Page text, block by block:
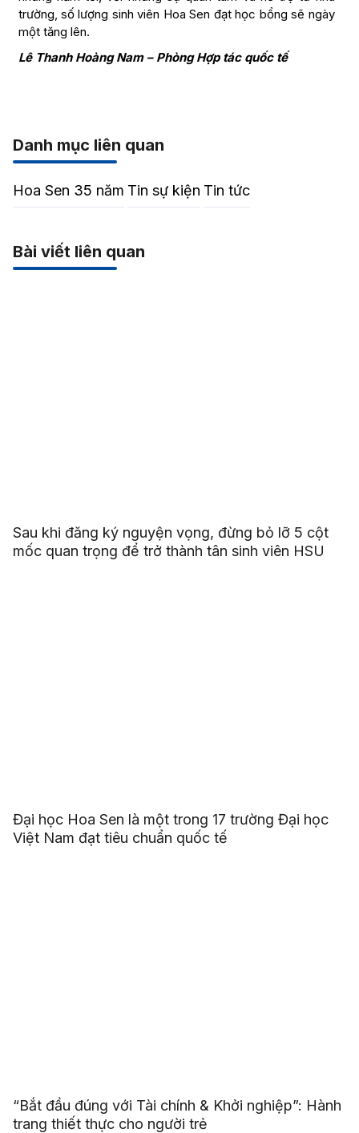
trường, số lượng sinh viên Hoa Sen đạt học bổng sẽ ngày
một tăng lên.
Lê Thanh Hoàng Nam – Phòng Hợp tác quốc tế
Danh mục liên quan
Hoa Sen 35 năm Tin sự kiện Tin tức
Bài viết liên quan
Sau khi đăng ký nguyện vọng, đừng bỏ lỡ 5 cột
mốc quan trọng để trở thành tân sinh viên HSU
Đại học Hoa Sen là một trong 17 trường Đại học
Việt Nam đạt tiêu chuẩn quốc tế
“Bắt đầu đúng với Tài chính & Khởi nghiệp”: Hành
trang thiết thực cho người trẻ